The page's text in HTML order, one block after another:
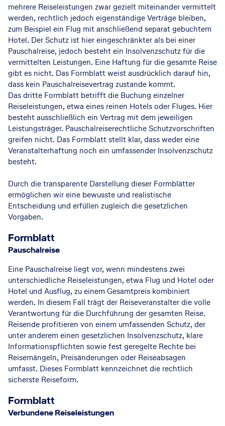
mehrere Reiseleistungen zwar gezielt miteinander vermittelt
werden, rechtlich jedoch eigenständige Verträge bleiben,
zum Beispiel ein Flug mit anschließend separat gebuchtem
Hotel. Der Schutz ist hier eingeschränkter als bei einer
Pauschalreise, jedoch besteht ein Insolvenzschutz für die
vermittelten Leistungen. Eine Haftung für die gesamte Reise
gibt es nicht. Das Formblatt weist ausdrücklich darauf hin,
dass kein Pauschalreisevertrag zustande kommt.
Das dritte Formblatt betrifft die Buchung einzelner
Reiseleistungen, etwa eines reinen Hotels oder Fluges. Hier
besteht ausschließlich ein Vertrag mit dem jeweiligen
Leistungsträger. Pauschalreiserechtliche Schutzvorschriften
greifen nicht. Das Formblatt stellt klar, dass weder eine
Veranstalterhaftung noch ein umfassender Insolvenzschutz
besteht.
Durch die transparente Darstellung dieser Formblätter
ermöglichen wir eine bewusste und realistische
Entscheidung und erfüllen zugleich die gesetzlichen
Vorgaben.
Formblatt
Pauschalreise
Eine Pauschalreise liegt vor, wenn mindestens zwei
unterschiedliche Reiseleistungen, etwa Flug und Hotel oder
Hotel und Ausflug, zu einem Gesamtpreis kombiniert
werden. In diesem Fall trägt der Reiseveranstalter die volle
Verantwortung für die Durchführung der gesamten Reise.
Reisende profitieren von einem umfassenden Schutz, der
unter anderem einen gesetzlichen Insolvenzschutz, klare
Informationspflichten sowie fest geregelte Rechte bei
Reisemängeln, Preisänderungen oder Reiseabsagen
umfasst. Dieses Formblatt kennzeichnet die rechtlich
sicherste Reiseform.
Formblatt
Verbundene Reiseleistungen